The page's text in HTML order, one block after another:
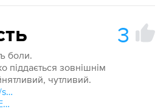
3
боли.
піддається зовнішнім
чутливий.
http://hrinchenko.com/slovar/znachenie-slova/61270-urazlyvist.html#show_point
https://sum20ua.com/Entry/index?wordid=16319&page=541